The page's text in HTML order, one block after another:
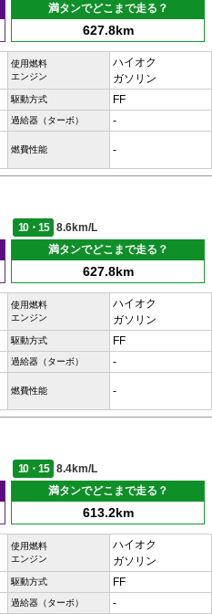
満タンでどこまで走る？
627.8km
使用燃料
エンジン
ハイオク
ガソリン
駆動方式 FF
過給器（ターボ） -
燃費性能 -
10・15
8.6km/L
満タンでどこまで走る？
627.8km
使用燃料
エンジン
ハイオク
ガソリン
駆動方式 FF
過給器（ターボ） -
燃費性能 -
10・15
8.4km/L
満タンでどこまで走る？
613.2km
使用燃料
エンジン
ハイオク
ガソリン
駆動方式 FF
過給器（ターボ） -